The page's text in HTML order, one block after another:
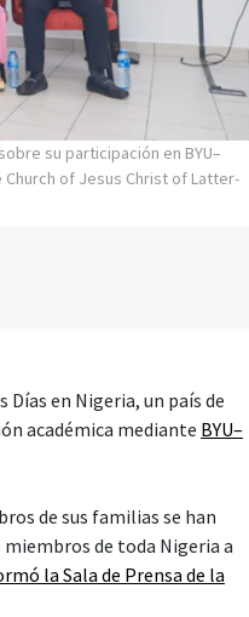
su participación en BYU–
Church of Jesus Christ of Latter-
en Nigeria, un país de
académica mediante BYU–
de sus familias se han
de toda Nigeria a
la Sala de Prensa de la